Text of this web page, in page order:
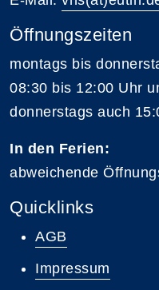
Öffnungszeiten
montags bis
08:30 bis 12:00 Uhr
donnerstags auch
In den Ferien:
abweichende
Quicklinks
AGB
Impressum